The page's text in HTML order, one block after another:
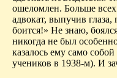
ошеломлен. Больше
адвокат, выпучив
боится!» Не знаю,
никогда не был
казалось ему само
учеников в 1938-м). И